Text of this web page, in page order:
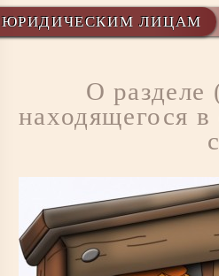
ЮРИДИЧЕСКИМ ЛИЦАМ
О разделе
находящегося